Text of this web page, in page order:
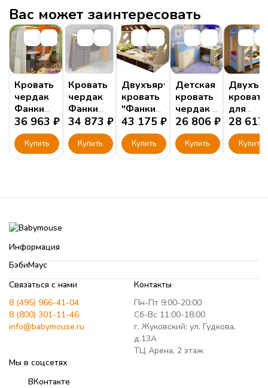
Коллекция
Страна
Россия
Длина
светодиодная лента 1,2м/сетевой
провод 2м
Светодиодная подсветка "Фанки Авто" 1,2м
Страна
Длина
светодиодная лента 1,2м/
сетевой провод 2м
Cогласен с условиями обработки персональных данных
Вас может заинтересовать
Кровать
чердак
Фанки
Кидз 15
СВ с
рабочей
зоной
36 963 ₽
Купить
Кровать
чердак
Фанки
Кидз 4/1
34 873 ₽
Купить
Двухъярусная
кровать
"Фанки
Кидз 16"
43 175 ₽
Купить
Детская
кровать
чердак с
рабочей
зоной
"Фанки
Кидз-10"
26 806 ₽
Купить
кровать
для
"Фанки
Кидз-
28 617
Купить
Информация
БэбиМаус
Связаться с нами
8 (495) 966-41-04
8 (800) 301-11-46
info@babymouse.ru
Контакты
Пн-Пт 9:00-20:00
Сб-Вс 11:00-18:00
г. Жуковский: ул. Гудкова,
д.13А
ТЦ Арена, 2 этаж
Мы в соцсетях
ВКонтакте